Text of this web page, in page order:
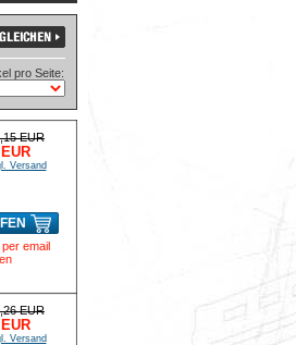
pro Seite:
EUR
Versand
email
EUR
Versand